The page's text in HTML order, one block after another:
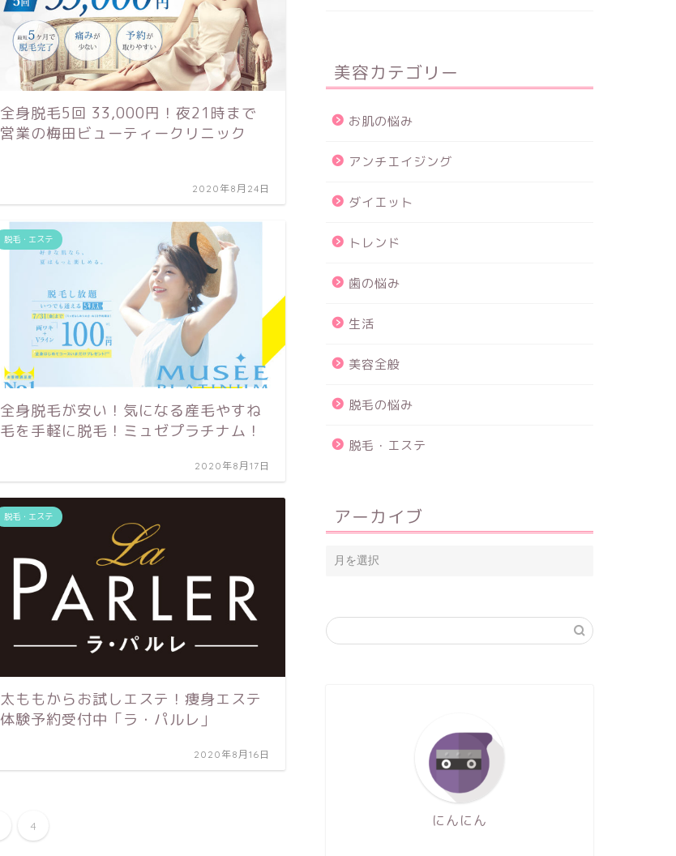
全身脱毛5回 33,000円！夜21時まで
営業の梅田ビューティークリニック
2020年8月24日
脱毛・エステ
全身脱毛が安い！気になる産毛やすね
毛を手軽に脱毛！ミュゼプラチナム！
2020年8月17日
脱毛・エステ
太ももからお試しエステ！痩身エステ
体験予約受付中「ラ・パルレ」
2020年8月16日
4
美容カテゴリー
お肌の悩み
アンチエイジング
ダイエット
トレンド
歯の悩み
生活
美容全般
脱毛の悩み
脱毛・エステ
アーカイブ
にんにん